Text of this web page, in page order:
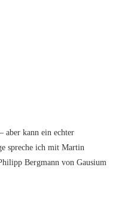
aber kann ein echter
spreche ich mit Martin
Bergmann von Gausium